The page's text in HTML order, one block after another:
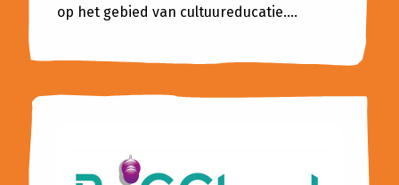
op het gebied van cultuureducatie....